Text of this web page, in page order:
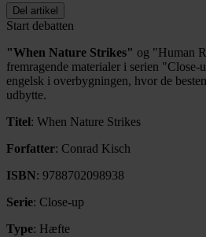
Del artikel
Start debatten
"When Nature Strikes" og "Human
fremragende materialer i serien "Close-
engelsk i overbygningen, hvor de
udbytte.
Titel: When Nature Strikes
Forfatter: Conrad Kisch
ISBN: 9788702098938
Serie: Close-up
Type: Hæfte